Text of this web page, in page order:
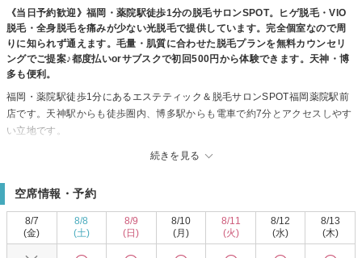
《当日予約歓迎》福岡・薬院駅徒歩1分の脱毛サロンSPOT。ヒゲ脱毛・VIO
脱毛・全身脱毛を痛みが少ない光脱毛で提供しています。完全個室なので周
りに知られず通えます。毛量・肌質に合わせた脱毛プランを無料カウンセリ
ングでご提案♪都度払いorサブスクで初回500円から体験できます。天神・博
多も便利。
続きを見る
福岡・薬院駅徒歩1分にあるエステティック＆脱毛サロンSPOT福岡薬院駅前
店です。天神駅からも徒歩圏内、博多駅からも電車で約7分とアクセスしやす
い立地です。
脱毛器はオーナー自身が30社を超えるメーカーを実際に試して選んだ3種類か
ら選択可能。「脱毛は初めてで不安」「痛みが心配だけど効果は欲しい」と
いう方にも、毛量・肌質・ライフスタイルに合わせた脱毛プランをご提案し
空席情報・予約
8/7
(金)
8/8
(土)
8/9
(日)
8/10
(月)
8/11
(火)
8/12
(水)
8/13
(木)